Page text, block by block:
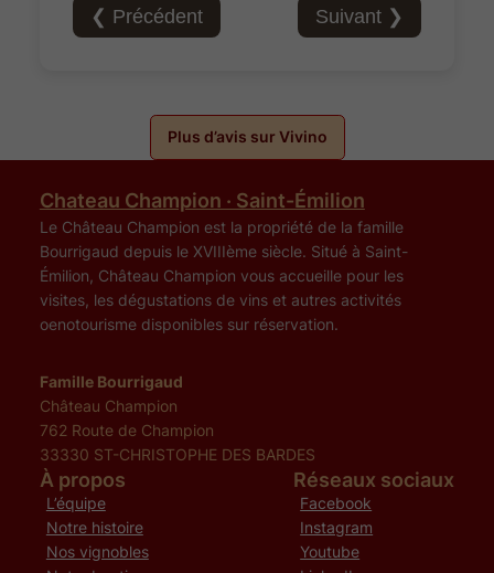
❮ Précédent Suivant ❯
Plus d’avis sur Vivino
Chateau Champion · Saint-Émilion
Le Château Champion est la propriété de la famille
Bourrigaud depuis le XVIIIème siècle. Situé à Saint-
Émilion, Château Champion vous accueille pour les
visites, les dégustations de vins et autres activités
oenotourisme disponibles sur réservation.
Famille Bourrigaud
Château Champion
762 Route de Champion
33330 ST-CHRISTOPHE DES BARDES
À propos
L’équipe
Notre histoire
Nos vignobles
Réseaux sociaux
Facebook
Instagram
Youtube